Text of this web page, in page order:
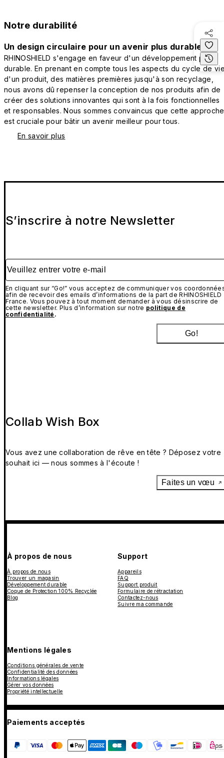
Notre durabilité
Un design circulaire pour un avenir plus durable
RHINOSHIELD s'engage en faveur d'un développement plus
durable. En prenant en compte tous les aspects du cycle de
d'un produit, des matières premières jusqu'à son recyclage,
nous avons dû repenser la conception de nos produits afin de
créer des solutions innovantes qui sont à la fois fonctionnelles
et responsables. Nous sommes convaincus que cette approche
est cruciale pour bâtir un avenir meilleur pour tous.
En savoir plus
S’inscrire à notre Newsletter
Veuillez entrer votre e-mail
En cliquant sur “Go!” vous acceptez de communiquer vos
afin de recevoir des emails d’informations de la part de RHINOSHIELD
France. Vous pouvez à tout moment demander à vous désinscrire de
cette newsletter. Plus d’information sur notre politique de
confidentialité .
Go!
Collab Wish Box
Vous avez une collaboration de rêve en tête ? Déposez votre
souhait ici — nous sommes à l'écoute !
Faites un vœu
À propos de nous
À propos de nous
Trouver un magasin
Développement durable
Coque de Protection 100% Recyclée
Blog
Support
Appareils
FAQ
Support produit
Formulaire de rétractation
Contactez-nous
Suivre ma commande
Mentions légales
Conditions générales de vente
Confidentialité des données
Informations légales
Gérer vos données
Propriété intellectuelle
Paiements acceptés